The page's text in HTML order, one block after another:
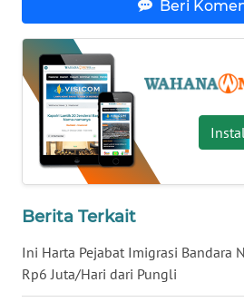
Beri
Berita Terkait
Ini Harta Pejabat Imigrasi Bandara
Rp6 Juta/Hari dari Pungli
WN
NUSANTARA
WN
JOGJA
WN
BALI